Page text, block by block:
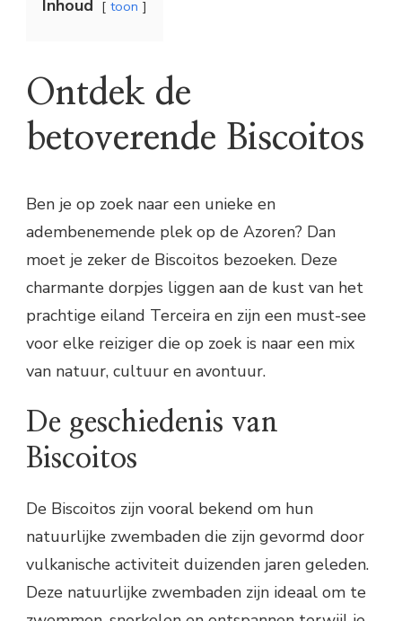
Inhoud toon
Ontdek de
betoverende Biscoitos
Ben je op zoek naar een unieke en
adembenemende plek op de Azoren? Dan
moet je zeker de Biscoitos bezoeken. Deze
charmante dorpjes liggen aan de kust van het
prachtige eiland Terceira en zijn een must-see
voor elke reiziger die op zoek is naar een mix
van natuur, cultuur en avontuur.
De geschiedenis van
Biscoitos
De Biscoitos zijn vooral bekend om hun
natuurlijke zwembaden die zijn gevormd door
vulkanische activiteit duizenden jaren geleden.
Deze natuurlijke zwembaden zijn ideaal om te